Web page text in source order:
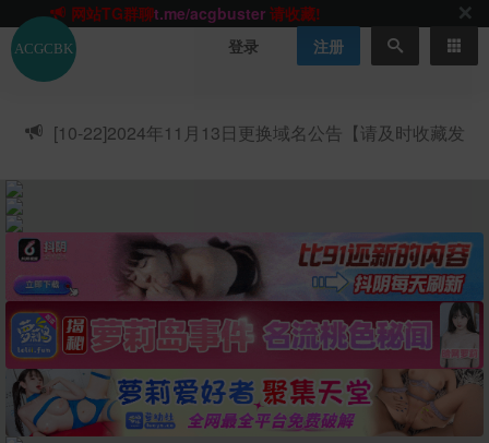
网站TG群聊t.me/acgbuster 请收藏!
ACGCBK官方App
点击下载 永不迷路！
网站最新无墙域名
请收藏!-20250123
ACGCBK官方App 点击下载永不迷路！
网站最新无墙域名
网站永久主站域名
acgcbk.vip
ACGCBK官方App
点击下载 永不迷路！
网站最新无墙域名acgcbk55.vip 请收藏!-20250123
登录 注册
[10-22]2024年11月13日更换域名公告【请及时收藏发